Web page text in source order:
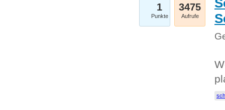
1
Punkte
3475
Aufrufe